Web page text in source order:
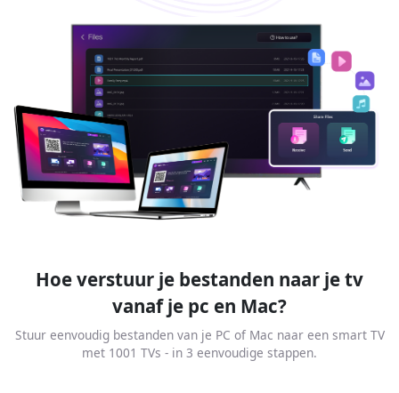
Hoe verstuur je bestanden naar je tv
vanaf je pc en Mac?
Stuur eenvoudig bestanden van je PC of Mac naar een smart TV
met 1001 TVs - in 3 eenvoudige stappen.